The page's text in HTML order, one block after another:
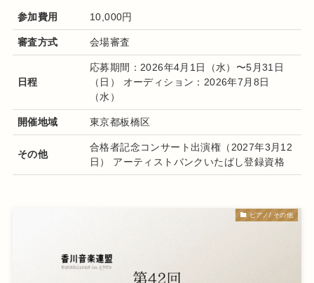
参加費用 10,000円
審査方式 会場審査
日程
応募期間：2026年4月1日（水）〜5月31日
（日） オーディション：2026年7月8日
（水）
開催地域 東京都板橋区
その他
合格者記念コンサート出演権（2027年3月12
日） アーティストバンクいたばし登録資格
ピアノ/ その他